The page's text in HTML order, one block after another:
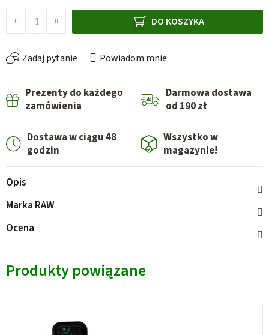
DO KOSZYKA
Zadaj pytanie Powiadom mnie
Prezenty do każdego
zamówienia
Darmowa dostawa
od 190 zł
Dostawa w ciągu 48
godzin
Wszystko w
magazynie!
Opis
Marka RAW
Ocena
Produkty powiązane